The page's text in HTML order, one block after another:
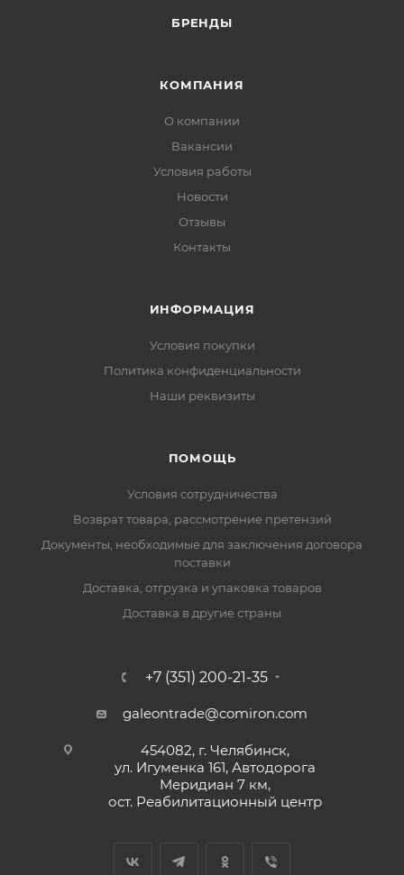
БРЕНДЫ
КОМПАНИЯ
О компании
Вакансии
Условия работы
Новости
Отзывы
Контакты
ИНФОРМАЦИЯ
Условия покупки
Политика конфиденциальности
Наши реквизиты
ПОМОЩЬ
Условия сотрудничества
Возврат товара, рассмотрение претензий
Документы, необходимые для заключения договора
поставки
Доставка, отгрузка и упаковка товаров
Доставка в другие страны
+7 (351) 200-21-35
galeontrade@comiron.com
454082, г. Челябинск,
ул. Игуменка 161, Автодорога
Меридиан 7 км,
ост. Реабилитационный центр